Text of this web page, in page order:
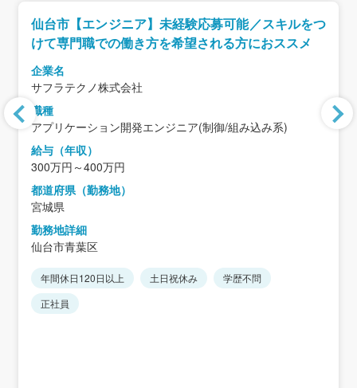
仙台市【エンジニア】未経験応募可能／スキルをつ
けて専門職での働き方を希望される方におススメ
企業名
サフラテクノ株式会社
職種
アプリケーション開発エンジニア(制御/組み込み系)
給与（年収）
300万円～400万円
都道府県（勤務地）
宮城県
勤務地詳細
仙台市青葉区
年間休日120日以上 土日祝休み
学歴不問
正社員